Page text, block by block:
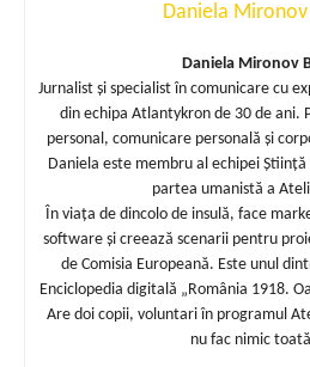
Daniela
Daniela Mironov
Jurnalist și specialist în comunicare cu
din echipa Atlantykron de 30 de ani.
personal, comunicare personală și
Daniela este membru al echipei
partea umanistă a
În viața de dincolo de insulă, face
software și creează scenarii pentru
de Comisia Europeană. Este unul
Enciclopedia digitală „România 1918.
Are doi copii, voluntari în programul
nu fac nimic